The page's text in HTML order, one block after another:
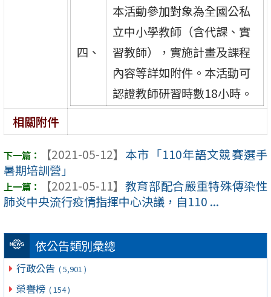
依公告類別彙總
行政公告 ( 5,901 )
榮譽榜 ( 154 )
四、
本活動參加對象為全國公私
立中小學教師（含代課、實
習教師），實施計畫及課程
內容等詳如附件。本活動可
認證教師研習時數18小時。
相關附件
【2021-05-12】 本市「110年語文競賽選手
暑期培訓營」
【2021-05-11】 教育部配合嚴重特殊傳染性
肺炎中央流行疫情指揮中心決議，自110 ...